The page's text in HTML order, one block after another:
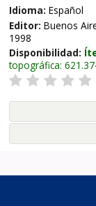
Idioma: Español
Editor: Buenos
1998
Disponibilidad:
topográfica: